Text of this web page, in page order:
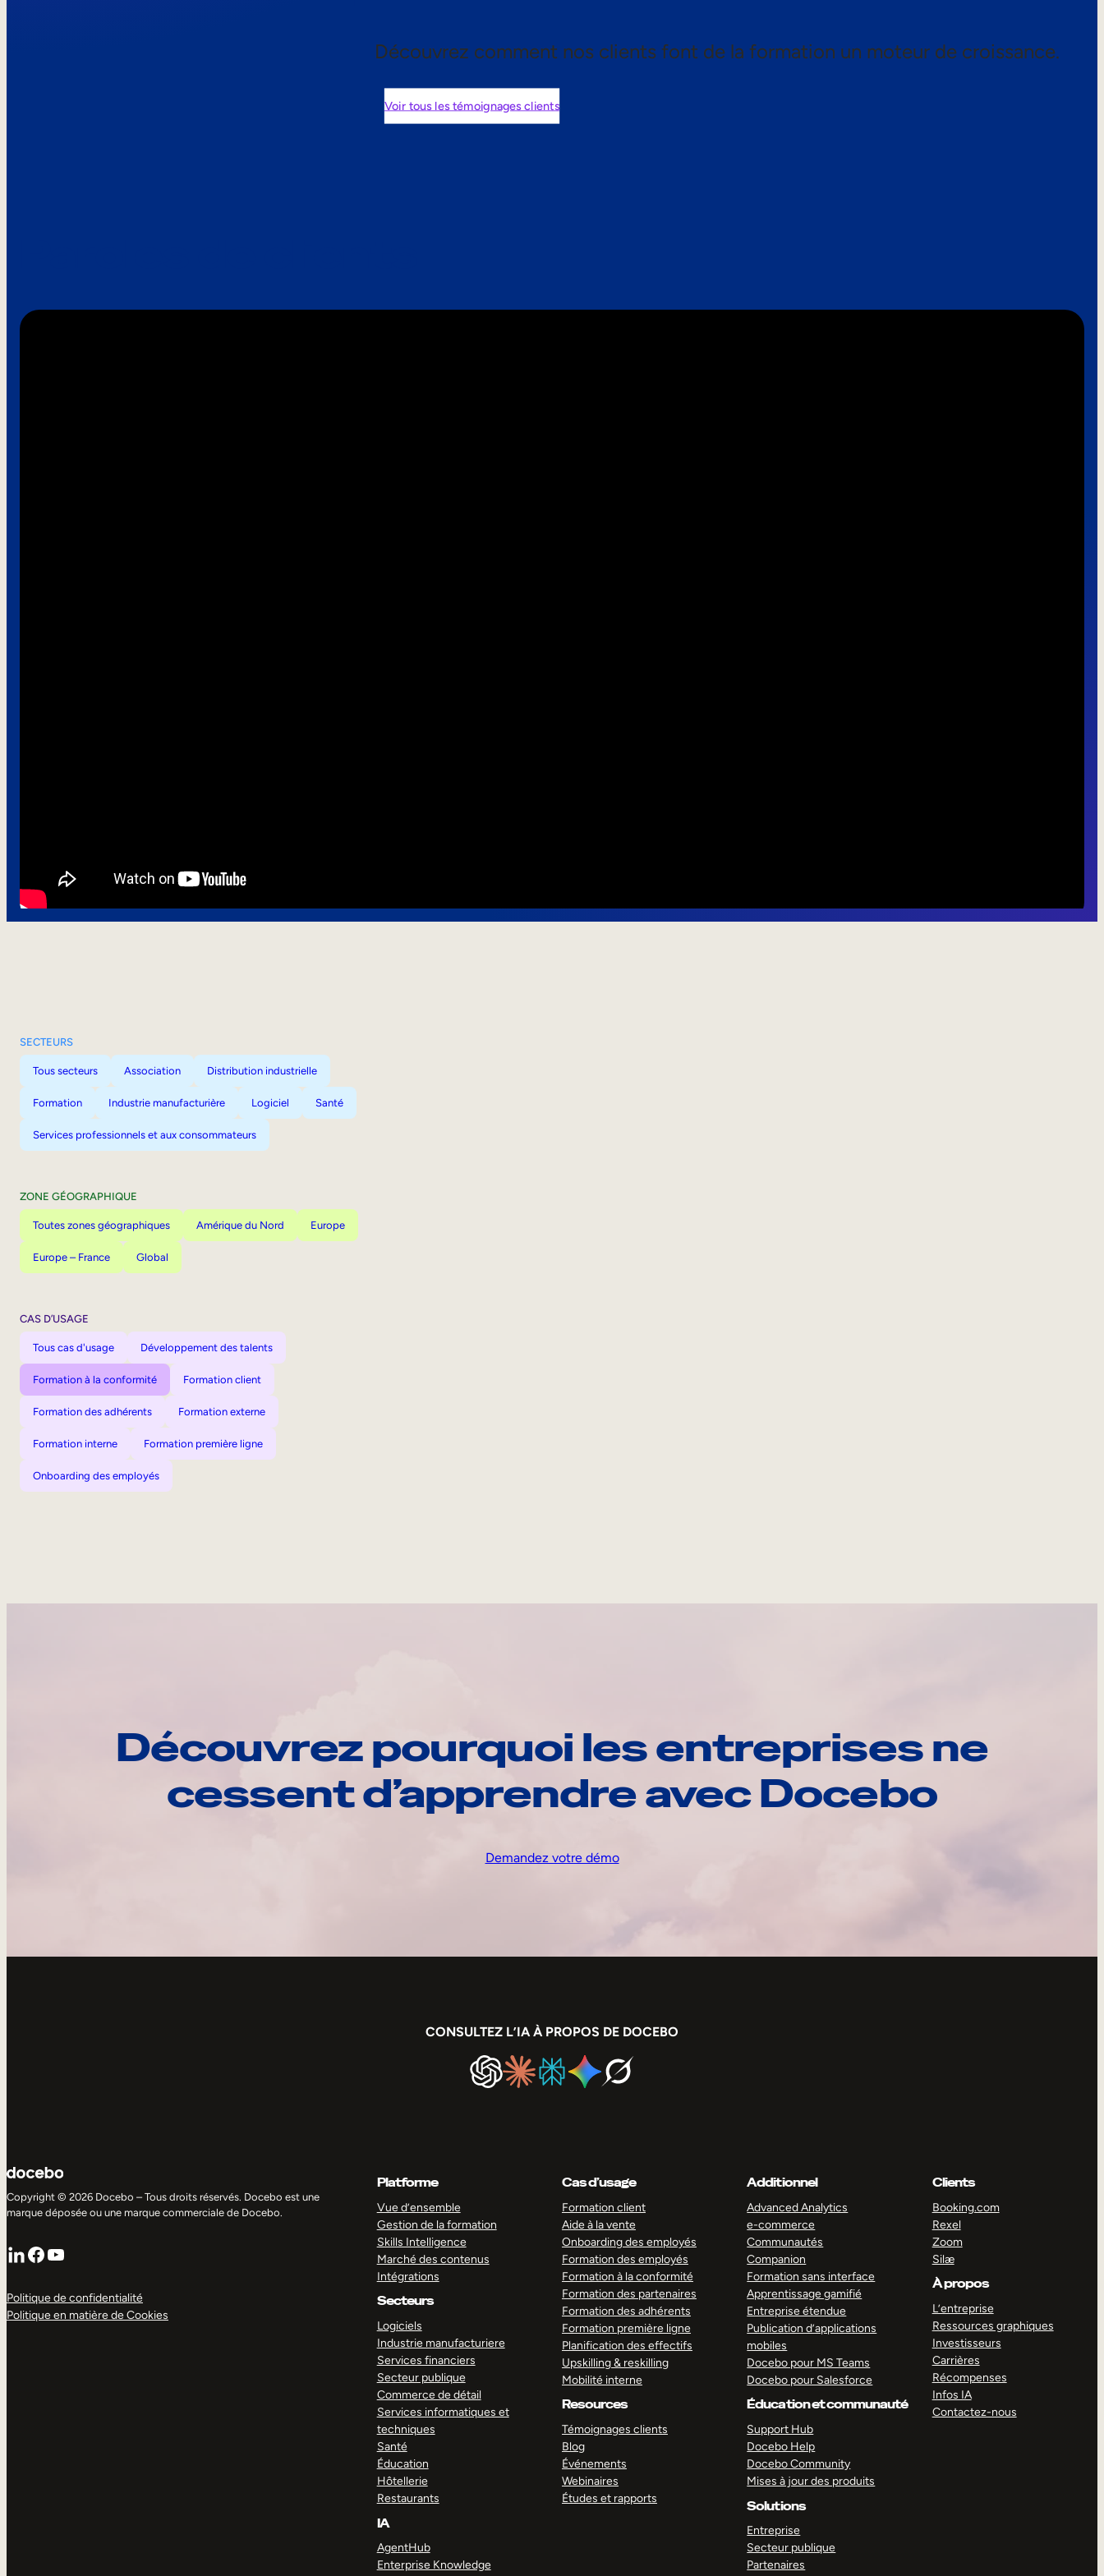
Découvrez comment nos clients font de la formation un moteur de croissance.
Voir tous les témoignages clients
SECTEURS
Tous secteurs Association Distribution industrielle
Formation Industrie manufacturière Logiciel Santé
Services professionnels et aux consommateurs
ZONE GÉOGRAPHIQUE
Toutes zones géographiques Amérique du Nord Europe
Europe – France Global
CAS D’USAGE
Tous cas d'usage Développement des talents
Formation à la conformité Formation client
Formation des adhérents Formation externe
Formation interne Formation première ligne
Onboarding des employés
Découvrez pourquoi les entreprises ne
cessent d’apprendre avec Docebo
Demandez votre démo
CONSULTEZ L’IA À PROPOS DE DOCEBO
Copyright © 2026 Docebo – Tous droits réservés. Docebo est une
marque déposée ou une marque commerciale de Docebo.
LinkedIn
Facebook
YouTube
Politique de confidentialité
Politique en matière de Cookies
Platforme
Vue d’ensemble
Gestion de la formation
Skills Intelligence
Marché des contenus
Intégrations
Secteurs
Logiciels
Industrie manufacturiere
Services financiers
Secteur publique
Commerce de détail
Services informatiques et
techniques
Santé
Éducation
Hôtellerie
Restaurants
IA
AgentHub
Enterprise Knowledge
Cas d’usage
Formation client
Aide à la vente
Onboarding des employés
Formation des employés
Formation à la conformité
Formation des partenaires
Formation des adhérents
Formation première ligne
Planification des effectifs
Upskilling & reskilling
Mobilité interne
Resources
Témoignages clients
Blog
Événements
Webinaires
Études et rapports
Additionnel
Advanced Analytics
e-commerce
Communautés
Companion
Formation sans interface
Apprentissage gamifié
Entreprise étendue
Publication d’applications
mobiles
Docebo pour MS Teams
Docebo pour Salesforce
Éducation et communauté
Support Hub
Docebo Help
Docebo Community
Mises à jour des produits
Solutions
Entreprise
Secteur publique
Partenaires
Clients
Booking.com
Rexel
Zoom
Silæ
À propos
L’entreprise
Ressources graphiques
Investisseurs
Carrières
Récompenses
Infos IA
Contactez-nous